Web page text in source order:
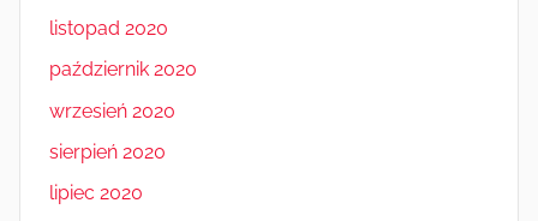
listopad 2020
październik 2020
wrzesień 2020
sierpień 2020
lipiec 2020